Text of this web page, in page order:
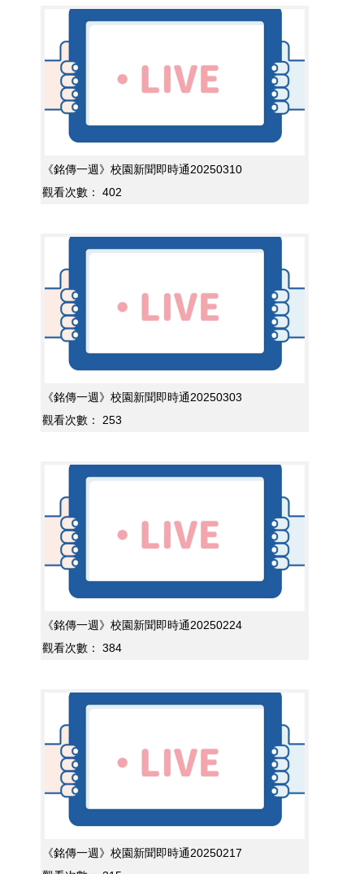
《銘傳一週》校園新聞即時通20250310
觀看次數：
402
《銘傳一週》校園新聞即時通20250303
觀看次數：
253
《銘傳一週》校園新聞即時通20250224
觀看次數：
384
《銘傳一週》校園新聞即時通20250217